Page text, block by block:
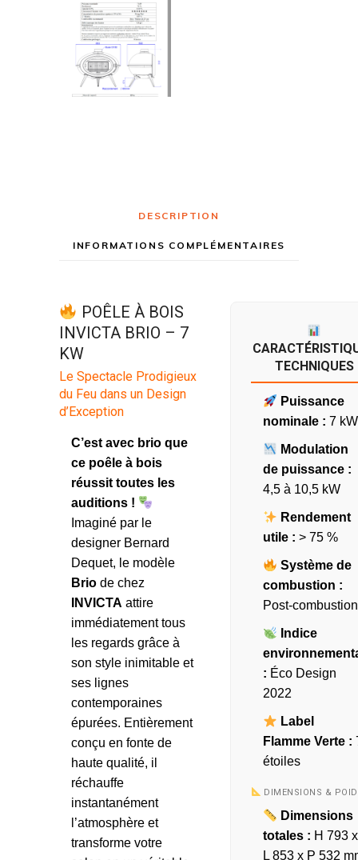
DESCRIPTION
INFORMATIONS COMPLÉMENTAIRES
POÊLE À BOIS
INVICTA BRIO – 7
KW
Le Spectacle Prodigieux
du Feu dans un Design
d’Exception
C’est avec brio que
ce poêle à bois
réussit toutes les
auditions !
Imaginé par le
designer Bernard
Dequet, le modèle
Brio de chez
INVICTA attire
immédiatement tous
les regards grâce à
son style inimitable et
ses lignes
contemporaines
épurées. Entièrement
conçu en fonte de
haute qualité, il
réchauffe
instantanément
l’atmosphère et
transforme votre
TECHNIQUES
Puissance
nominale : 7 kW
Modulation
de puissance :
4,5 à 10,5 kW
Rendement
utile : > 75 %
Système de
combustion :
Post-combustion
Indice
: Éco Design
2022
Label
Flamme Verte :
étoiles
DIMENSIONS &
Dimensions
totales : H 793 x
L 853 x P 532